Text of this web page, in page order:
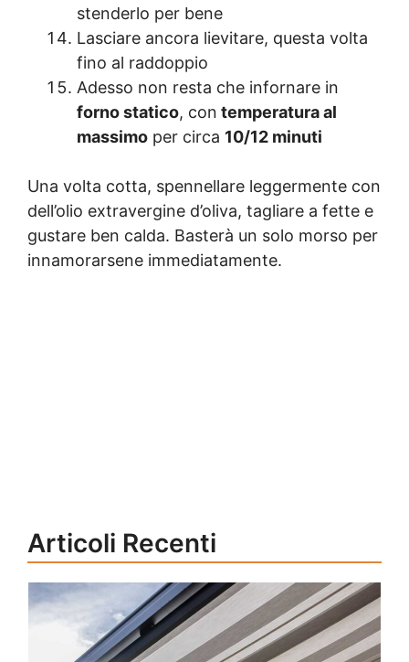
stenderlo per bene
Lasciare ancora lievitare, questa volta
fino al raddoppio
Adesso non resta che infornare in
forno statico, con temperatura al
massimo per circa 10/12 minuti
Una volta cotta, spennellare leggermente con
dell’olio extravergine d’oliva, tagliare a fette e
gustare ben calda. Basterà un solo morso per
innamorarsene immediatamente.
Articoli Recenti